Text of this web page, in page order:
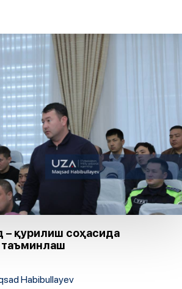
– қурилиш соҳасида
Habibullayev